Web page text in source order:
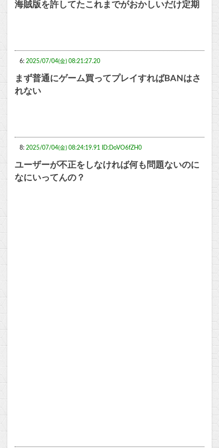
海賊版を許してたこれまでがおかしいだけ定期
6: 2025/07/04(金) 08:21:27.20
まず普通にゲーム買ってプレイすればBANはさ
れない
8: 2025/07/04(金) 08:24:19.91 ID:DoVO6fZH0
ユーザーが不正をしなければ何も問題ないのに
なにいってんの？